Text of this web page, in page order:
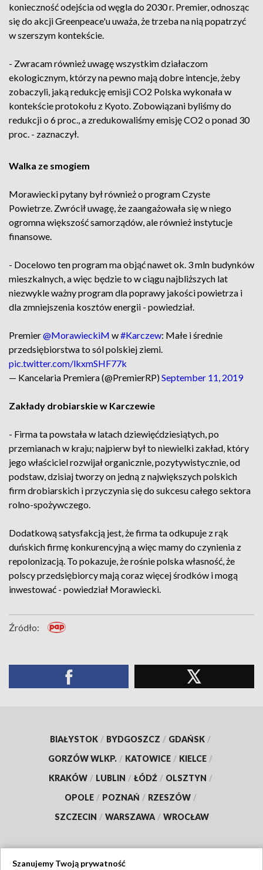
konieczność odejścia od węgla do 2030 r. Premier, odnosząc
się do akcji Greenpeace'u uważa, że trzeba na nią popatrzyć
w szerszym kontekście.
- Zwracam również uwagę wszystkim działaczom
ekologicznym, którzy na pewno mają dobre intencje, żeby
zobaczyli, jaką redukcję emisji CO2 Polska wykonała w
kontekście protokołu z Kyoto. Zobowiązani byliśmy do
redukcji o 6 proc., a zredukowaliśmy emisję CO2 o ponad 30
proc. - zaznaczył.
Walka ze smogiem
Morawiecki pytany był również o program Czyste
Powietrze. Zwrócił uwagę, że zaangażowała się w niego
ogromna większość samorządów, ale również instytucje
finansowe.
- Docelowo ten program ma objąć nawet ok. 3 mln budynków
mieszkalnych, a więc będzie to w ciągu najbliższych lat
niezwykle ważny program dla poprawy jakości powietrza i
dla zmniejszenia kosztów energii - powiedział.
Premier@MorawieckiM w#Karczew: Małe i średnie
przedsiębiorstwa to sól polskiej ziemi.
pic.twitter.com/lkxmSHF77k
— Kancelaria Premiera (@PremierRP)September 11, 2019
Zakłady drobiarskie w Karczewie
- Firma ta powstała w latach dziewięćdziesiątych, po
przemianach w kraju; najpierw był to niewielki zakład, który
jego właściciel rozwijał organicznie, pozytywistycznie, od
podstaw, dzisiaj tworzy on jedną z największych polskich
firm drobiarskich i przyczynia się do sukcesu całego sektora
rolno-spożywczego.
Dodatkową satysfakcją jest, że firma ta odkupuje z rąk
duńskich firmę konkurencyjną a więc mamy do czynienia z
repolonizacją. To pokazuje, że rośnie polska własność, że
polscy przedsiębiorcy mają coraz więcej środków i mogą
inwestować - powiedział Morawiecki.
Źródło:
BIAŁYSTOK / BYDGOSZCZ / GDAŃSK /
GORZÓW WLKP. / KATOWICE / KIELCE /
KRAKÓW / LUBLIN / ŁÓDŹ / OLSZTYN /
OPOLE / POZNAŃ / RZESZÓW /
SZCZECIN / WARSZAWA / WROCŁAW
Szanujemy Twoją prywatność